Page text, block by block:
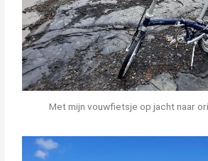
Met mijn vouwfietsje op jacht naar